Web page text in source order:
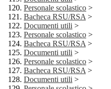
Personale scolastico >
Bacheca RSU/RSA >
Documenti utili >
Personale scolastico >
Bacheca RSU/RSA >
Documenti utili >
Personale scolastico >
Bacheca RSU/RSA >
Documenti utili >